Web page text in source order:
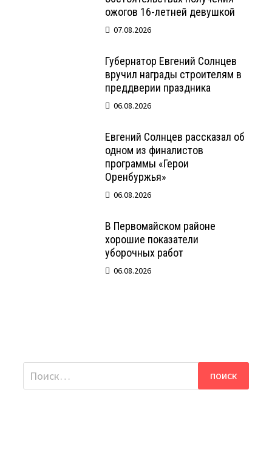
ожогов 16-летней девушкой
07.08.2026
Губернатор Евгений Солнцев
вручил награды строителям в
преддверии праздника
06.08.2026
Евгений Солнцев рассказал об
одном из финалистов
программы «Герои
Оренбуржья»
06.08.2026
В Первомайском районе
хорошие показатели
уборочных работ
06.08.2026
Найти: